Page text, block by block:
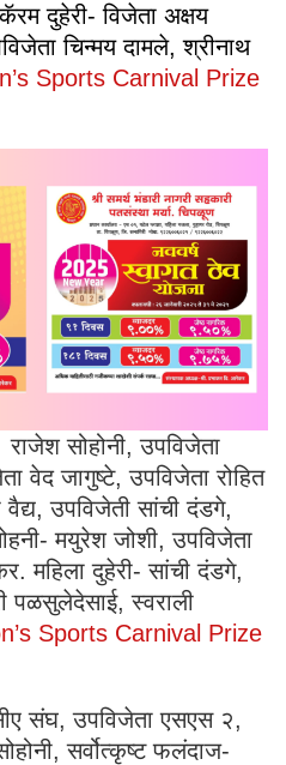
दुहेरी- विजेता अक्षय
चिन्मय दामले, श्रीनाथ
Sports Carnival Prize
राजेश सोहोनी, उपविजेता
वेद जागुष्टे, उपविजेता रोहित
उपविजेती सांची दंडगे,
मयुरेश जोशी, उपविजेता
महिला दुहेरी- सांची दंडगे,
पळसुलेदेसाई, स्वराली
Sports Carnival Prize
संघ, उपविजेता एसएस २,
सर्वोत्कृष्ट फलंदाज-